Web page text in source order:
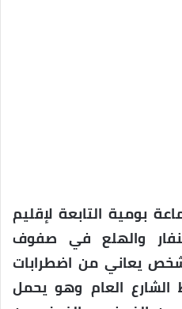
بومية التابعة لإقليم
والهلع في صفوف
شخص يعاني من اضطرابات
العام وهو يحمل